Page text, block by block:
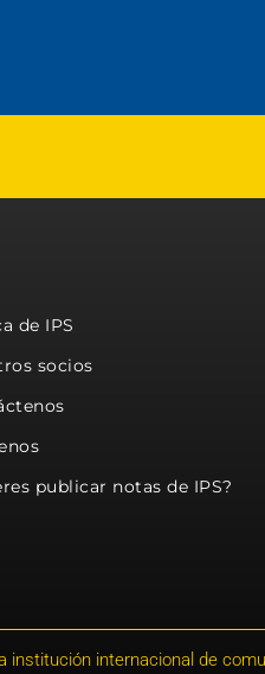
de IPS
socios
publicar notas de IPS?
institución internacional de